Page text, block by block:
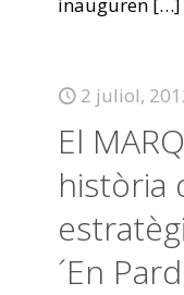
2 juliol,
El
història
´En